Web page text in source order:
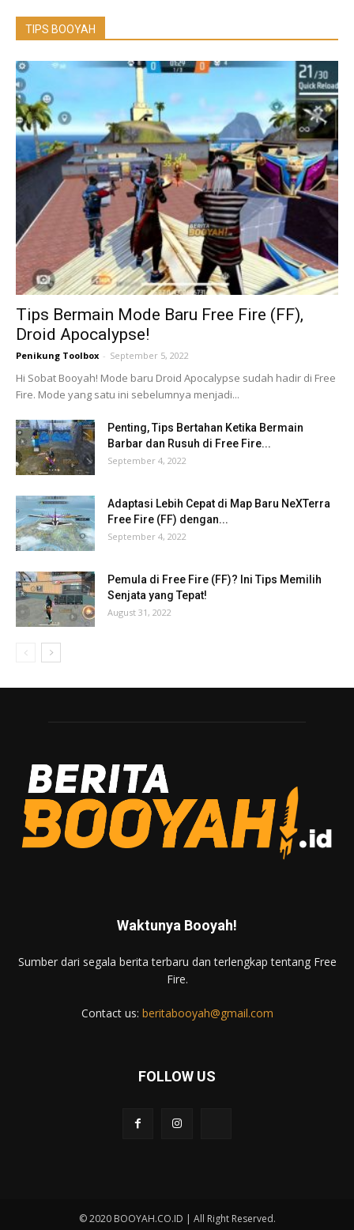
TIPS BOOYAH
Tips Bermain Mode Baru Free Fire (FF),
Droid Apocalypse!
Penikung Toolbox - September 5, 2022
Hi Sobat Booyah! Mode baru Droid Apocalypse sudah hadir di Free
Fire. Mode yang satu ini sebelumnya menjadi...
Penting, Tips Bertahan Ketika Bermain
Barbar dan Rusuh di Free Fire...
September 4, 2022
Adaptasi Lebih Cepat di Map Baru NeXTerra
Free Fire (FF) dengan...
September 4, 2022
Pemula di Free Fire (FF)? Ini Tips Memilih
Senjata yang Tepat!
August 31, 2022
Waktunya Booyah!
Sumber dari segala berita terbaru dan terlengkap tentang Free
Fire.
Contact us: beritabooyah@gmail.com
FOLLOW US
© 2020 BOOYAH.CO.ID | All Right Reserved.